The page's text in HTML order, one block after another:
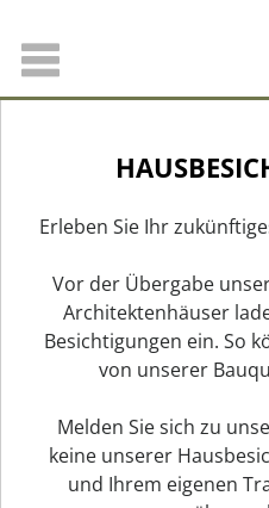
Erleben Sie Ihr
Vor der Übergabe
Architektenhäuser
Besichtigungen ein. So
von unserer
Melden Sie sich zu
keine unserer
und Ihrem eigenen